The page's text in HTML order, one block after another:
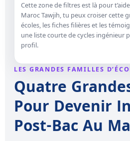
Cette zone de filtres est là pour
Maroc Tawjih, tu peux croiser cette
écoles, les fiches filières et les
une liste courte de cycles ingénieur
profil.
LES GRANDES FAMILLES
Quatre
Pour Devenir
Post-Bac Au